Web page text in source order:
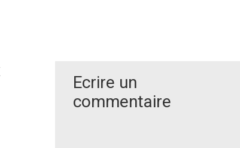
Ecrire un
commentaire